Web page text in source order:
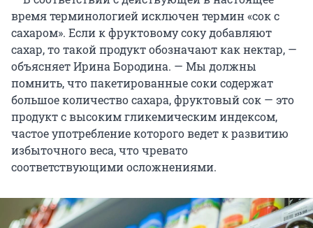
время терминологией исключен термин «сок с
сахаром». Если к фруктовому соку добавляют
сахар, то такой продукт обозначают как нектар, —
объясняет Ирина Бородина. — Мы должны
помнить, что пакетированные соки содержат
большое количество сахара, фруктовый сок — это
продукт с высоким гликемическим индексом,
частое употребление которого ведет к развитию
избыточного веса, что чревато
соответствующими осложнениями.